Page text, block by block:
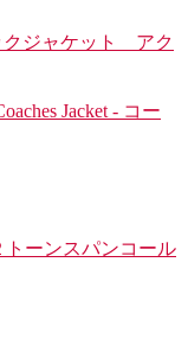
ジャケット アク
Jacket - コー
ーンスパンコール